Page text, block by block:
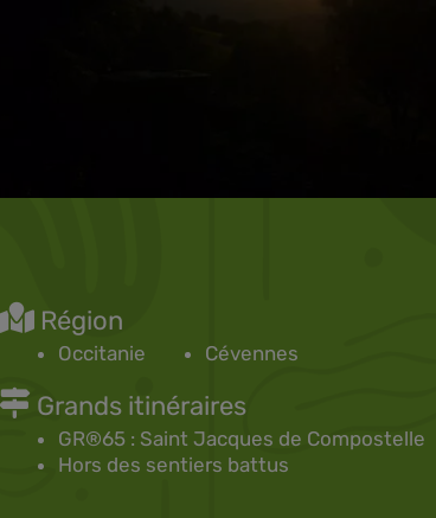
Région
Occitanie Cévennes
Grands itinéraires
GR®65 : Saint Jacques de Compostelle
Hors des sentiers battus